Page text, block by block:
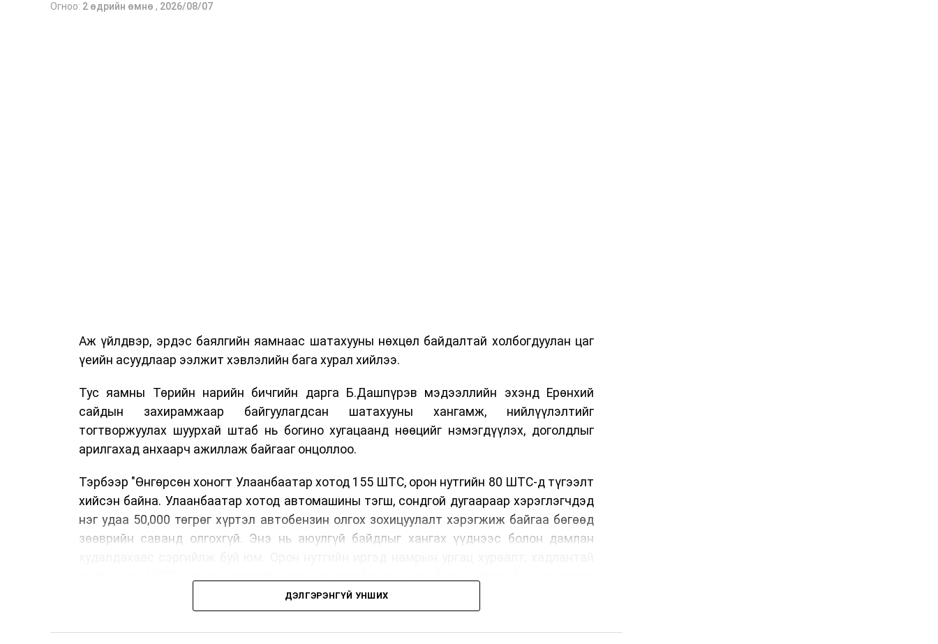
Огноо: 2 өдрийн өмнө , 2026/08/07
Аж үйлдвэр, эрдэс баялгийн яамнаас шатахууны нөхцөл байдалтай холбогдуулан цаг
үеийн асуудлаар ээлжит хэвлэлийн бага хурал хийлээ.
Тус яамны Төрийн нарийн бичгийн дарга Б.Дашпүрэв мэдээллийн эхэнд Ерөнхий
сайдын захирамжаар байгуулагдсан шатахууны хангамж, нийлүүлэлтийг
тогтворжуулах шуурхай штаб нь богино хугацаанд нөөцийг нэмэгдүүлэх, доголдлыг
арилгахад анхаарч ажиллаж байгааг онцоллоо.
Тэрбээр "Өнгөрсөн хоногт Улаанбаатар хотод 155 ШТС, орон нутгийн 80 ШТС-д түгээлт
хийсэн байна. Улаанбаатар хотод автомашины тэгш, сондгой дугаараар хэрэглэгчдэд
нэг удаа 50,000 төгрөг хүртэл автобензин олгох зохицуулалт хэрэгжиж байгаа бөгөөд
зөөврийн саванд олгохгүй. Энэ нь аюулгүй байдлыг хангах үүднээс болон дамлан
автомашины тэгш, сондгой дугаараар хэрэглэгчдэд нэг удаа 50,000 төгрөг хүртэл
автобензин олгох зохицуулалт энэ сарын 15-ны өдрийг хүртэл үргэлжлэх бөгөөд энэ
үед нөөцийг хэвийн болгох, хэвийн горимоор ажлаа үргэлжүүлнэ гэж найдаж байна.
ДЭЛГЭРЭНГҮЙ УНШИХ